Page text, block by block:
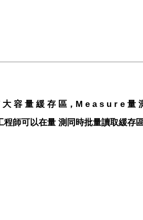
容 量 緩 存 區，M e a s u r e 量
師可以在量 測同時批量讀取緩存